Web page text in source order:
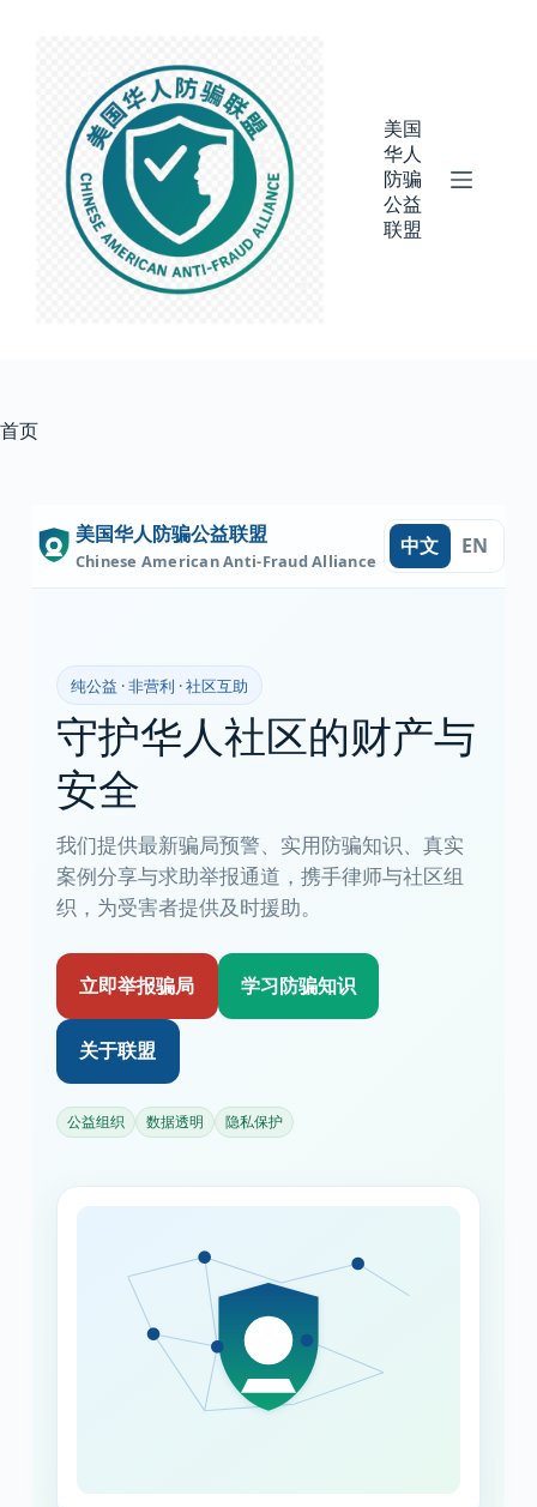
美国
华人
防骗
公益
联盟
首页
美国华人防骗公益联盟
Chinese American Anti-Fraud Alliance
中文 EN
纯公益 · 非营利 · 社区互助
守护华人社区的财产与
安全
我们提供最新骗局预警、实用防骗知识、真实
案例分享与求助举报通道，携手律师与社区组
织，为受害者提供及时援助。
立即举报骗局 学习防骗知识
关于联盟
公益组织 数据透明 隐私保护